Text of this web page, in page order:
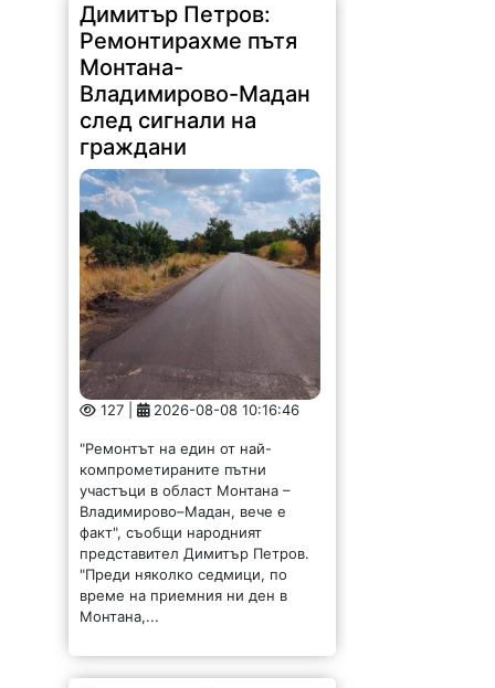
Димитър Петров:
Ремонтирахме пътя
Монтана-
Владимирово-Мадан
след сигнали на
граждани
127 | 2026-08-08 10:16:46
"Ремонтът на един от най-
компрометираните пътни
участъци в област Монтана –
Владимирово–Мадан, вече е
факт", съобщи народният
представител Димитър Петров.
"Преди няколко седмици, по
време на приемния ни ден в
Монтана,...